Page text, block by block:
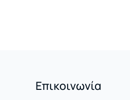
Επικοινωνία